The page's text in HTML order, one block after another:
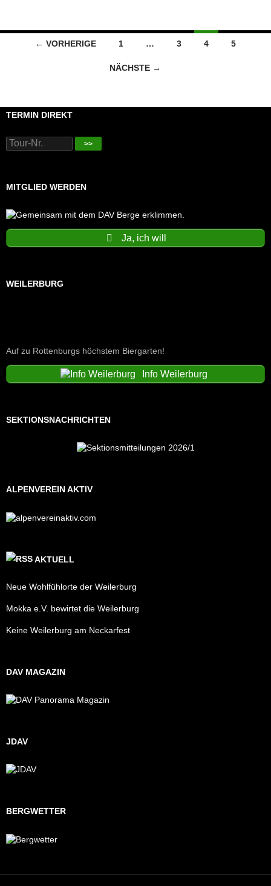
Beitragsnavigation
← VORHERIGE 1 … 3 4 5
NÄCHSTE →
TERMIN DIREKT
>>
MITGLIED WERDEN
Ja, ich will
WEILERBURG
Auf zu Rottenburgs höchstem Biergarten!
Info Weilerburg
SEKTIONSNACHRICHTEN
ALPENVEREIN AKTIV
AKTUELL
Neue Wohlfühlorte der Weilerburg
Mokka e.V. bewirtet die Weilerburg
Keine Weilerburg am Neckarfest
DAV MAGAZIN
JDAV
BERGWETTER